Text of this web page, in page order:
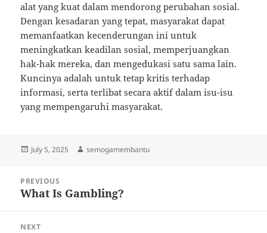
alat yang kuat dalam mendorong perubahan sosial.
Dengan kesadaran yang tepat, masyarakat dapat
memanfaatkan kecenderungan ini untuk
meningkatkan keadilan sosial, memperjuangkan
hak-hak mereka, dan mengedukasi satu sama lain.
Kuncinya adalah untuk tetap kritis terhadap
informasi, serta terlibat secara aktif dalam isu-isu
yang mempengaruhi masyarakat.
Posted
July 5, 2025 Author
semogamembantu
navigation
PREVIOUS
Previous
What Is Gambling?
NEXT